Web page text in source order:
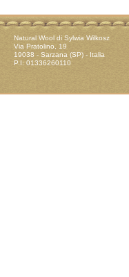
Natural Wool di Sylwia Wilkosz
Via Pratolino, 19
19038 - Sarzana (SP) - Italia
P.I: 01336260110